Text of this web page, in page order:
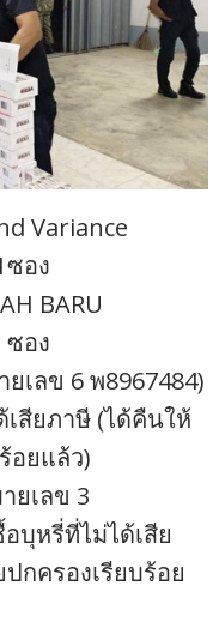
Variance
อง
BARU
ซอง
เลข 6 พ8967484)
สียภาษี (ได้คืนให้
อยแล้ว)
ยเลข 3
บุหรี่ที่ไม่ได้เสีย
กครองเรียบร้อย